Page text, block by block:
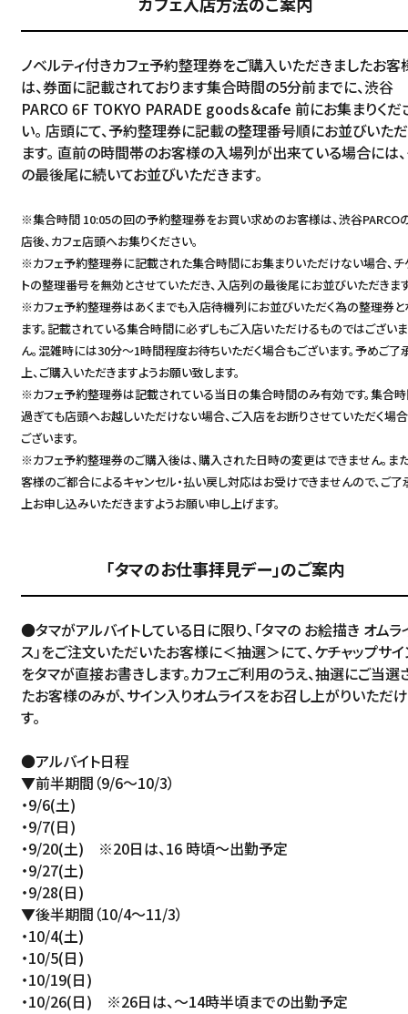
ACCESS
アーカイブ
English
한국
ノベルティ付きカフェ予約整理券をご購入いただきましたお客
は、券面に記載されております集合時間の5分前までに、渋谷
PARCO 6F TOKYO PARADE goods＆cafe 前にお集まりくだ
い。 店頭にて、予約整理券に記載の整理番号順にお並びいた
ます。 直前の時間帯のお客様の入場列が出来ている場合には
の最後尾に続いてお並びいただきます。
※集合時間 10:05の回の予約整理券をお買い求めのお客様は、渋谷PARCO
店後、カフェ店頭へお集りください。
※カフェ予約整理券に記載された集合時間にお集まりいただけない場合、チ
トの整理番号を無効とさせていただき、入店列の最後尾にお並びいただきま
※カフェ予約整理券はあくまでも入店待機列にお並びいただく為の整理券と
ます。記載されている集合時間に必ずしもご入店いただけるものではござい
ん。混雑時には30分～1時間程度お待ちいただく場合もございます。予めご了
上、ご購入いただきますようお願い致します。
※カフェ予約整理券は記載されている当日の集合時間のみ有効です。集合
過ぎても店頭へお越しいただけない場合、ご入店をお断りさせていただく場
ございます。
※カフェ予約整理券のご購入後は、購入された日時の変更はできません。ま
客様のご都合によるキャンセル・払い戻し対応はお受けできませんので、ご了
上お申し込みいただきますようお願い申し上げます。
「タマのお仕事拝見デー」のご案内
●タマがアルバイトしている日に限り、「タマの お絵描き オムラ
ス」をご注文いただいたお客様に＜抽選＞にて、ケチャップサイ
をタマが直接お書きします。カフェご利用のうえ、抽選にご当選
たお客様のみが、サイン入りオムライスをお召し上がりいただ
す。
●アルバイト日程
▼前半期間（9/6～10/3）
・9/6(土)
・9/7(日)
・9/20(土) ※20日は、16 時頃～出勤予定
・9/27(土)
・9/28(日)
▼後半期間（10/4～11/3）
・10/4(土)
・10/5(日)
・10/19(日)
・10/26(日) ※26日は、～14時半頃までの出勤予定